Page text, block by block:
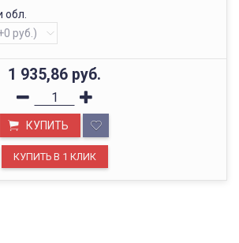
обл.
1 935,86 руб.
КУПИТЬ